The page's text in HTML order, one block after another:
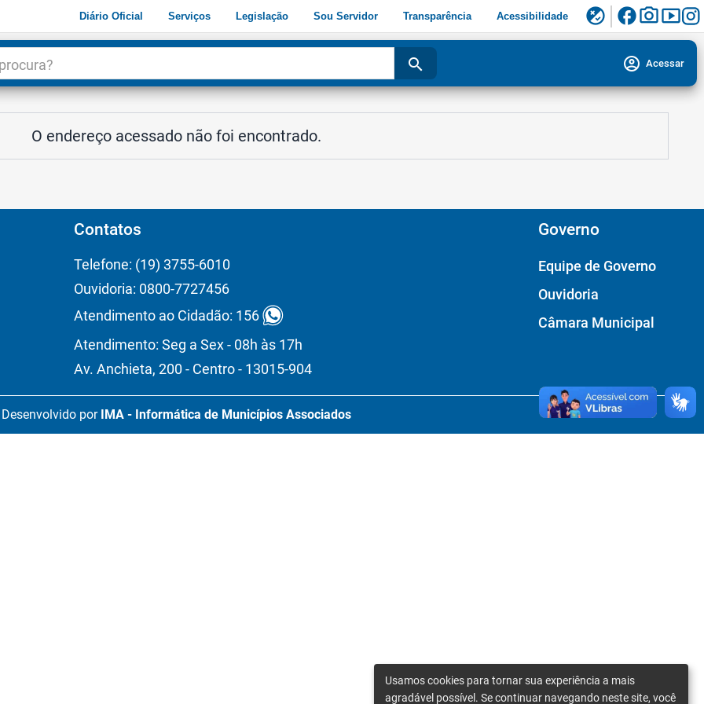
Diário Oficial Serviços Legislação Sou Servidor Transparência Acessibilidade flaky facebookphoto_camerasmart_display
search account_circle Acessar
O endereço acessado não foi encontrado.
Contatos
Telefone: (19) 3755-6010
Ouvidoria: 0800-7727456
Atendimento ao Cidadão: 156
Atendimento: Seg a Sex - 08h às 17h
Av. Anchieta, 200 - Centro - 13015-904
Governo
Equipe de Governo
Ouvidoria
Câmara Municipal
Desenvolvido por IMA - Informática de Municípios Associados
Usamos cookies para tornar sua experiência a mais
agradável possível. Se continuar navegando neste site, você